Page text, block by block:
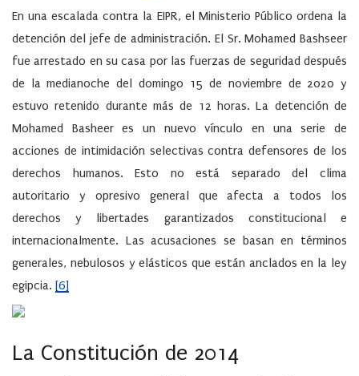
En una escalada contra la EIPR, el Ministerio Público ordena la
detención del jefe de administración. El Sr. Mohamed Bashseer
fue arrestado en su casa por las fuerzas de seguridad después
de la medianoche del domingo 15 de noviembre de 2020 y
estuvo retenido durante más de 12 horas. La detención de
Mohamed Basheer es un nuevo vínculo en una serie de
acciones de intimidación selectivas contra defensores de los
derechos humanos. Esto no está separado del clima
autoritario y opresivo general que afecta a todos los
derechos y libertades garantizados constitucional e
internacionalmente. Las acusaciones se basan en términos
generales, nebulosos y elásticos que están anclados en la ley
egipcia. [6]
La Constitución de 2014